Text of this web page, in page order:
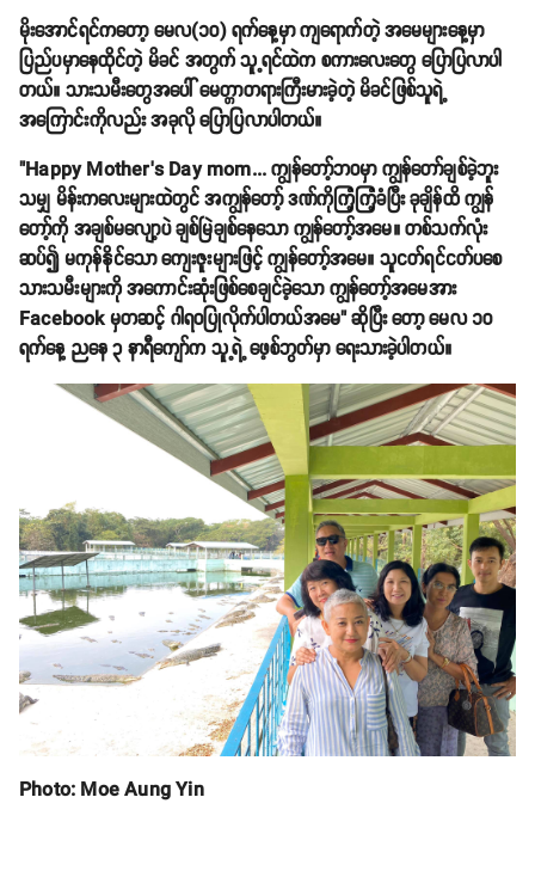
မိုးအောင်ရင်ကတော့ မေလ(၁၀) ရက်နေ့မှာ ကျရောက်တဲ့ အမေများနေ့မှာ
ပြည်ပမှာနေထိုင်တဲ့ မိခင် အတွက် သူ့ရင်ထဲက စကားလေးတွေ ပြောပြလာပါ
တယ်။ သားသမီးတွေအပေါ် မေတ္တာတရားကြီးမားခဲ့တဲ့ မိခင်ဖြစ်သူရဲ့
အကြောင်းကိုလည်း အခုလို ပြောပြလာပါတယ်။
"Happy Mother’s Day mom... ကျွန်တော့်ဘဝမှာ ကျွန်တော်ချစ်ခဲ့ဘူး
သမျှ မိန်းကလေးများထဲတွင် အကျွန်တော့် ဒဏ်ကိုကြံ့ကြံ့ခံပြီး ခုချိန်ထိ ကျွန်
တော့်ကို အချစ်မလျော့ပဲ ချစ်မြဲချစ်နေသော ကျွန်တော့်အမေ။ တစ်သက်လုံး
ဆပ်၍ မကုန်နိုင်သော ကျေးဇူးများဖြင့် ကျွန်တော့်အမေ။ သူငတ်ရင်ငတ်ပစေ
သားသမီးများကို အကောင်းဆုံးဖြစ်စေချင်ခဲ့သော ကျွန်တော့်အမေအား
Facebook မှတဆင့် ဂါရဝပြုလိုက်ပါတယ်အမေ" ဆိုပြီး တော့ မေလ ၁၀
ရက်နေ့ ညနေ ၃ နာရီကျော်က သူ့ရဲ့ ဖေ့စ်ဘွတ်မှာ ရေးသားခဲ့ပါတယ်။
Photo: Moe Aung Yin